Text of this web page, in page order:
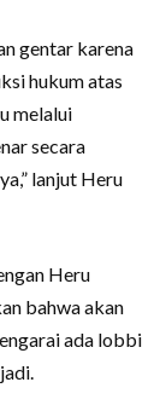
gentar karena
hukum atas
melalui
secara
lanjut Heru
Heru
bahwa akan
ada lobbi